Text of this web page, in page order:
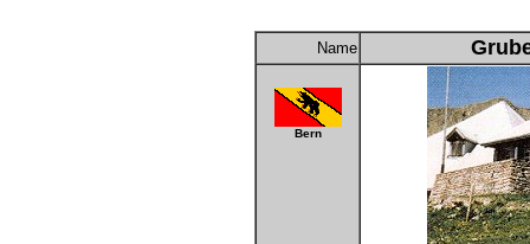
Name
Bern